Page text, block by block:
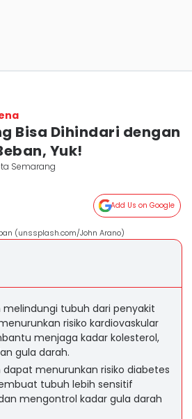
Bisa Dihindari dengan
Yuk!
Semarang
Add Us on Google
(unssplash.com/John Arano)
melindungi tubuh dari penyakit
risiko kardiovaskular
menjaga kadar kolesterol,
gula darah.
menurunkan risiko diabetes
tubuh lebih sensitif
mengontrol kadar gula darah